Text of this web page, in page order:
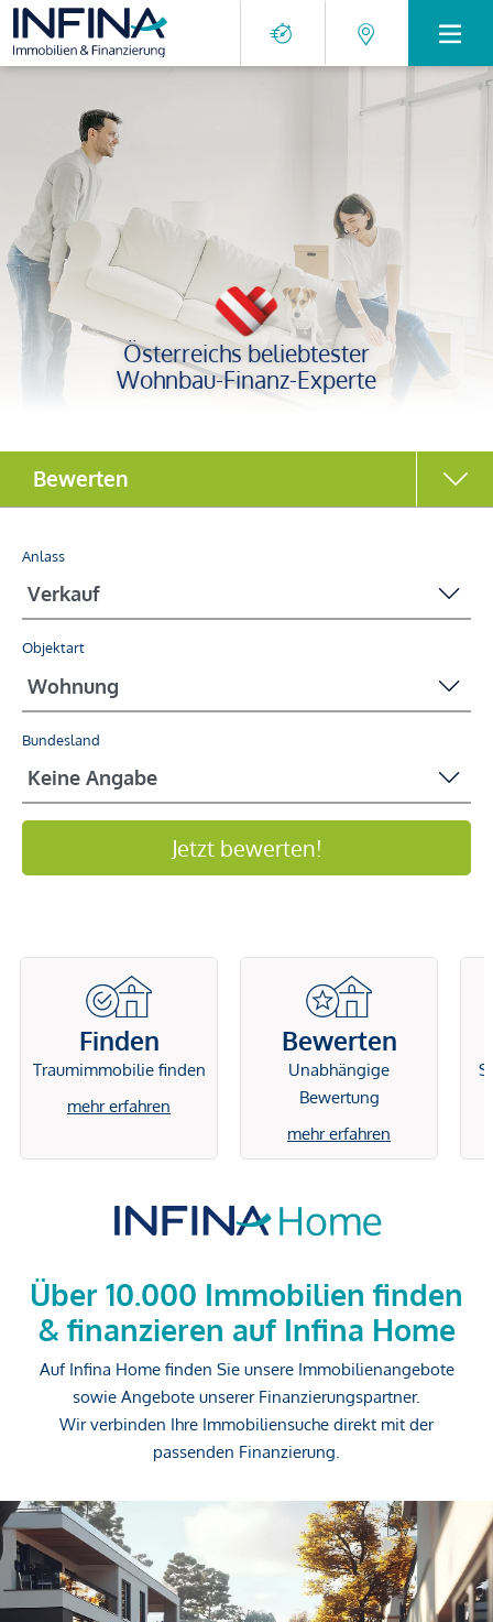
Österreichs beliebtester
Wohnbau-Finanz-Experte
Anlass
Objektart
Bundesland
Jetzt bewerten!
Bewerten
Finden
Traumimmobilie finden
mehr erfahren
Bewerten
Unabhängige
Bewertung
mehr erfahren
Über 10.000 Immobilien finden
& finanzieren auf Infina Home
Auf Infina Home finden Sie unsere Immobilienangebote
sowie Angebote unserer Finanzierungspartner.
Wir verbinden Ihre Immobiliensuche direkt mit der
passenden Finanzierung.